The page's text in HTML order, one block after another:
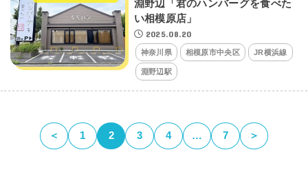
淵野辺「君のハンバーグを食べた
い相模原店」
2025.08.20
神奈川県 相模原市中央区 JR横浜線
淵野辺駅
＜ 1 2 3 4 … 7 ＞